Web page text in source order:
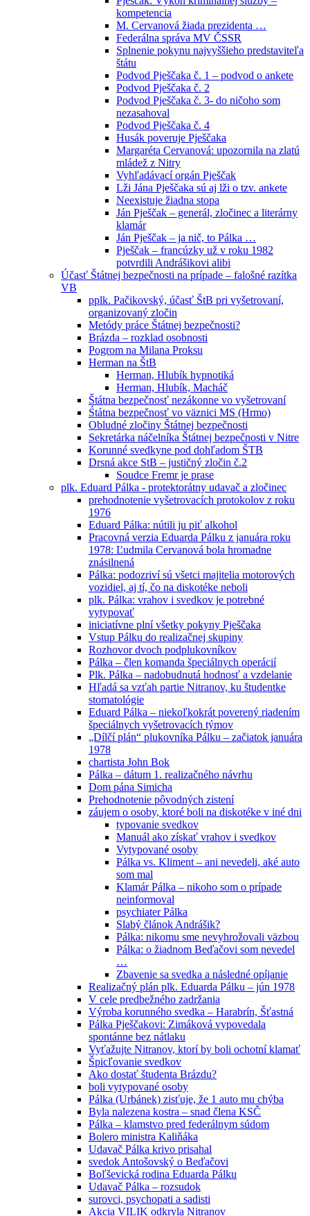
kompetencia
M. Cervanová žiada prezidenta …
Federálna správa MV ČSSR
Splnenie pokynu najvyššieho predstaviteľa
štátu
Podvod Pješčaka č. 1 – podvod o ankete
Podvod Pješčaka č. 2
Podvod Pješčaka č. 3- do ničoho som
nezasahoval
Podvod Pješčaka č. 4
Husák poveruje Pješčaka
Margaréta Cervanová: upozornila na zlatú
mládež z Nitry
Vyhľadávací orgán Pješčak
Lži Jána Pješčaka sú aj lži o tzv. ankete
Neexistuje žiadna stopa
Ján Pješčak – generál, zločinec a literárny
klamár
Ján Pješčak – ja nič, to Pálka …
Pješčak – francúzky už v roku 1982
potvrdili Andrášikovi alibi
Účasť Štátnej bezpečnosti na prípade – falošné razítka
VB
pplk. Pačikovský, účasť ŠtB pri vyšetrovaní,
organizovaný zločin
Metódy práce Štátnej bezpečnosti?
Brázda – rozklad osobnosti
Pogrom na Milana Proksu
Herman na ŠtB
Herman, Hlubík hypnotiká
Herman, Hlubík, Macháč
Štátna bezpečnosť nezákonne vo vyšetrovaní
Śtátna bezpečnosť vo väznici MS (Hrmo)
Obludné zločiny Štátnej bezpečnosti
Sekretárka náčelníka Štátnej bezpečnosti v Nitre
Korunné svedkyne pod dohľadom ŠTB
Drsná akce StB – justičný zločin č.2
Soudce Fremr je prase
plk. Eduard Pálka - protektorátny udavač a zločinec
prehodnotenie vyšetrovacích protokolov z roku
1976
Eduard Pálka: nútili ju piť alkohol
Pracovná verzia Eduarda Pálku z januára roku
1978: Ľudmila Cervanová bola hromadne
znásilnená
Pálka: podozriví sú všetci majitelia motorových
vozidiel, aj tí, čo na diskotéke neboli
plk. Pálka: vrahov i svedkov je potrebné
vytypovať
iniciatívne plní všetky pokyny Pješčaka
Vstup Pálku do realizačnej skupiny
Rozhovor dvoch podplukovníkov
Pálka – člen komanda špeciálnych operácií
Plk. Pálka – nadobudnutá hodnosť a vzdelanie
Hľadá sa vzťah partie Nitranov, ku študentke
stomatológie
Eduard Pálka – niekoľkokrát poverený riadením
špeciálnych vyšetrovacích týmov
„Dílčí plán“ plukovníka Pálku – začiatok januára
1978
chartista John Bok
Pálka – dátum 1. realizačného návrhu
Dom pána Simicha
Prehodnotenie pôvodných zistení
záujem o osoby, ktoré boli na diskotéke v iné dni
typovanie svedkov
Manuál ako získať vrahov i svedkov
Vytypované osoby
Pálka vs. Kliment – ani nevedeli, aké auto
som mal
Klamár Pálka – nikoho som o prípade
neinformoval
psychiater Pálka
Slabý článok Andrášik?
Pálka: nikomu sme nevyhrožovali väzbou
Pálka: o žiadnom Beďačovi som nevedel
…
Zbavenie sa svedka a následné opíjanie
Realizačný plán plk. Eduarda Pálku – jún 1978
V cele predbežného zadržania
Výroba korunného svedka – Harabrín, Šťastná
Pálka Pješčakovi: Zimáková vypovedala
spontánne bez nátlaku
Vyťažujte Nitranov, ktorí by boli ochotní klamať
Špicľovanie svedkov
Ako dostať študenta Brázdu?
boli vytypované osoby
Pálka (Urbánek) zisťuje, že 1 auto mu chýba
Byla nalezena kostra – snad člena KSČ
Pálka – klamstvo pred federálnym súdom
Bolero ministra Kaliňáka
Udavač Pálka krivo prisahal
svedok Antošovský o Beďačovi
Boľševická rodina Eduarda Pálku
Udavač Pálka – rozsudok
surovci, psychopati a sadisti
Akcia VILIK odkryla Nitranov